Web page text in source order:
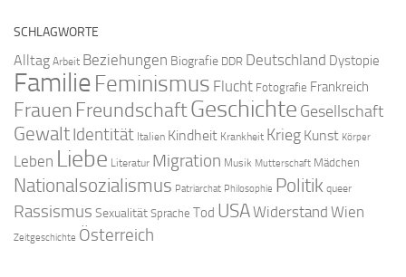
SCHLAGWORTE
Alltag Arbeit Beziehungen Biografie DDR Deutschland Dystopie
FamilieFeminismus Flucht Fotografie Frankreich
Frauen FreundschaftGeschichte Gesellschaft
GewaltIdentität Italien Kindheit Krankheit Krieg Kunst Körper
Leben Liebe Literatur Migration Musik Mutterschaft Mädchen
Nationalsozialismus Patriarchat Philosophie Politik queer
Rassismus SexualitätSprache Tod USAWiderstand Wien
Zeitgeschichte Österreich